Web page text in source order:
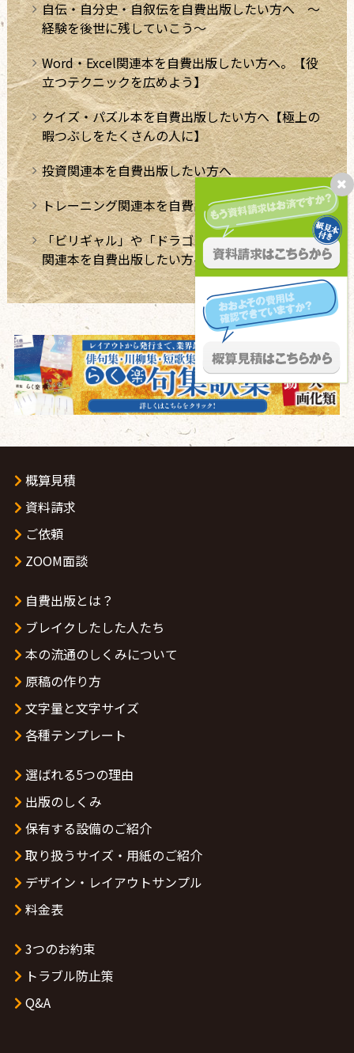
自伝・自分史・自叙伝を自費出版したい方へ ～
経験を後世に残していこう～
Word・Excel関連本を自費出版したい方へ。【役
立つテクニックを広めよう】
クイズ・パズル本を自費出版したい方へ【極上の
暇つぶしをたくさんの人に】
投資関連本を自費出版したい方へ
トレーニング関連本を自費出版したい方へ
「ビリギャル」や「ドラゴン桜」のような学習法
関連本を自費出版したい方へ
概算見積
資料請求
ご依頼
ZOOM面談
自費出版とは？
ブレイクしたした人たち
本の流通のしくみについて
原稿の作り方
文字量と文字サイズ
各種テンプレート
選ばれる5つの理由
出版のしくみ
保有する設備のご紹介
取り扱うサイズ・用紙のご紹介
デザイン・レイアウトサンプル
料金表
3つのお約束
トラブル防止策
Q&A